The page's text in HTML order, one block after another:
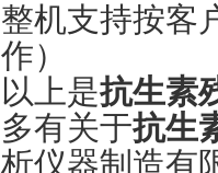
整机支持按客
作）
以上是抗生素
多有关于抗生
析仪器制造有